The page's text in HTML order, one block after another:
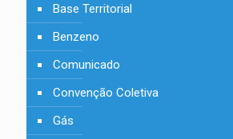
Base Territorial
Benzeno
Comunicado
Convenção Coletiva
Gás